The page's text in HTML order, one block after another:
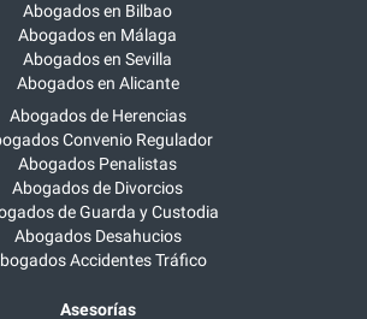
Abogados en Bilbao
Abogados en Málaga
Abogados en Sevilla
Abogados en Alicante
Abogados de Herencias
Convenio Regulador
Abogados Penalistas
Abogados de Divorcios
de Guarda y Custodia
Abogados Desahucios
Accidentes Tráfico
Asesorías